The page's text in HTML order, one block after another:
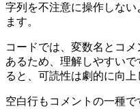
字列を不注意に操作しな
ます。
コードでは、変数名とコ
あるため、理解しやすい
ると、可読性は劇的に向上
空白行もコメントの一種